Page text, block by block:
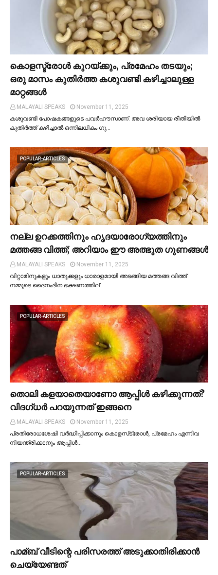
കൊളസ്ട്രോള്‍ കുറയ്ക്കും, പ്രമേഹം തടയും;
ഒരു മാസം കുതിര്‍ത്ത കശുവണ്ടി കഴിച്ചാലുള്ള
മാറ്റങ്ങള്‍
MALAYALI SPEAKS
November 11, 2025
കശുവണ്ടി പോഷകങ്ങളുടെ പവർഹൗസാണ്. അവ ശരിയായ രീതിയില്‍
കുതിർത്ത് കഴിച്ചാല്‍ ഒന്നിലധികം ഗു…
POPULAR-ARTICLES
നല്ല ഉറക്കത്തിനും ഹൃദയാരോഗ്യത്തിനും
മത്തങ്ങ വിത്ത്; അറിയാം ഈ അത്ഭുത ഗുണങ്ങള്‍
MALAYALI SPEAKS
November 11, 2025
വിറ്റാമിനുകളും ധാതുക്കളും ധാരാളമായി അടങ്ങിയ മത്തങ്ങ വിത്ത്
നമ്മുടെ ദൈനംദിന ഭക്ഷണത്തില്…
POPULAR-ARTICLES
തൊലി കളയാതെയാണോ ആപ്പിള്‍ കഴിക്കുന്നത്?
വിദഗ്ധര്‍ പറയുന്നത് ഇങ്ങനെ
MALAYALI SPEAKS
November 11, 2025
പ്രതിരോധശേഷി വർദ്ധിപ്പിക്കാനും കൊളസ്‌ട്രോള്‍, പ്രമേഹം എന്നിവ
നിയന്ത്രിക്കാനും ആപ്പിള്‍…
POPULAR-ARTICLES
പാമ്ബ് വീടിന്റെ പരിസരത്ത് അടുക്കാതിരിക്കാൻ
ചെയ്യേണ്ടത്